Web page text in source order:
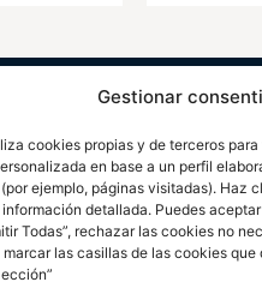
Gestionar
cookies propias y de terceros
en base a un perfil
ejemplo, páginas visitadas). Haz
detallada. Puedes
Todas”, rechazar las cookies no
marcar las casillas de las cookies